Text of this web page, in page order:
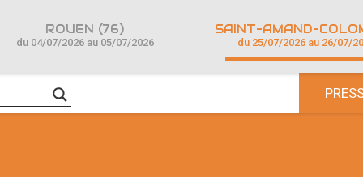
ROUEN (76)
du 04/07/2026 au 05/07/2026 du 25/07/2026 au 26/07/